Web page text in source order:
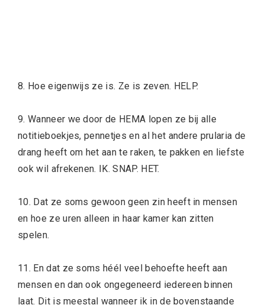
8. Hoe eigenwijs ze is. Ze is zeven. HELP.
9. Wanneer we door de HEMA lopen ze bij alle
notitieboekjes, pennetjes en al het andere prularia de
drang heeft om het aan te raken, te pakken en liefste
ook wil afrekenen. IK. SNAP. HET.
10. Dat ze soms gewoon geen zin heeft in mensen
en hoe ze uren alleen in haar kamer kan zitten
spelen.
11. En dat ze soms héél veel behoefte heeft aan
mensen en dan ook ongegeneerd iedereen binnen
laat. Dit is meestal wanneer ik in de bovenstaande